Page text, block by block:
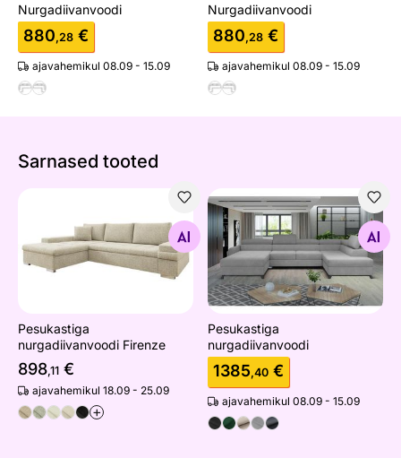
Nurgadiivanvoodi
880,28 €
ajavahemikul 08.09 - 15.09
Nurgadiivanvoodi
880,28 €
ajavahemikul 08.09 - 15.09
Sarnased tooted
Pesukastiga nurgadiivanvoodi Firenze
Otsi sarnaseid
Pesukastiga
nurgadiivanvoodi Firenze
898,11 €
ajavahemikul 18.09 - 25.09
+
Pesukastiga
Otsi sarnaseid
Pesukastiga
nurgadiivanvoodi
1385,40 €
ajavahemikul 08.09 - 15.09